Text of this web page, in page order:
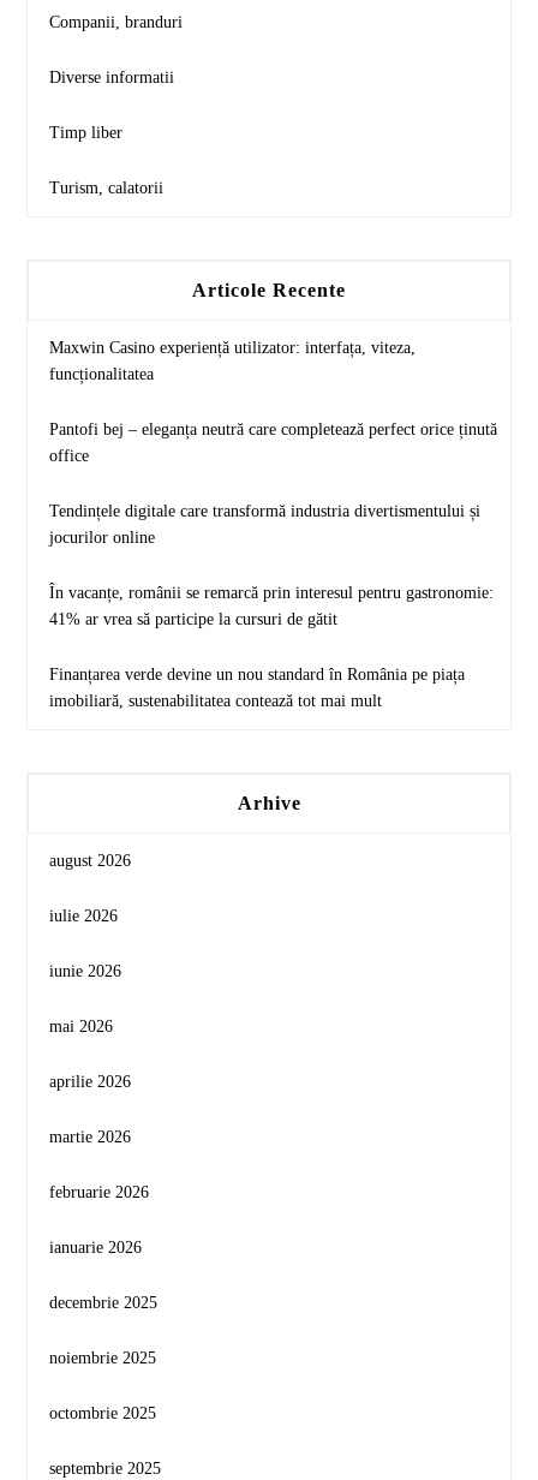
Companii, branduri
Diverse informatii
Timp liber
Turism, calatorii
Articole Recente
Maxwin Casino experiență utilizator: interfața, viteza,
funcționalitatea
Pantofi bej – eleganța neutră care completează perfect orice ținută
office
Tendințele digitale care transformă industria divertismentului și
jocurilor online
În vacanțe, românii se remarcă prin interesul pentru gastronomie:
41% ar vrea să participe la cursuri de gătit
Finanțarea verde devine un nou standard în România pe piața
imobiliară, sustenabilitatea contează tot mai mult
Arhive
august 2026
iulie 2026
iunie 2026
mai 2026
aprilie 2026
martie 2026
februarie 2026
ianuarie 2026
decembrie 2025
noiembrie 2025
octombrie 2025
septembrie 2025